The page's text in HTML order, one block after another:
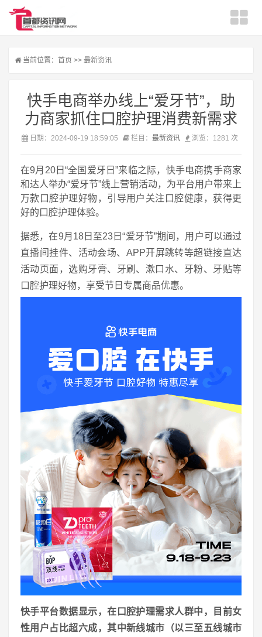
当前位置： 首页 >> 最新资讯
快手电商举办线上“爱牙节”，助
力商家抓住口腔护理消费新需求
日期：2024-09-19 18:59:05 栏目： 最新资讯 浏览：1281 次
在9月20日“全国爱牙日”来临之际，快手电商携手商家
和达人举办“爱牙节”线上营销活动，为平台用户带来上
万款口腔护理好物，引导用户关注口腔健康，获得更
好的口腔护理体验。
据悉，在9月18日至23日“爱牙节”期间，用户可以通过
直播间挂件、活动会场、APP开屏跳转等超链接直达
活动页面，选购牙膏、牙刷、漱口水、牙粉、牙贴等
口腔护理好物，享受节日专属商品优惠。
快手平台数据显示，在口腔护理需求人群中，目前女
性用户占比超六成，其中新线城市（以三至五线城市